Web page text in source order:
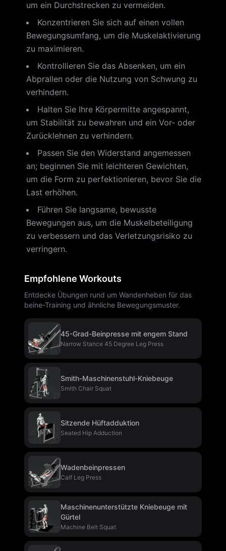
um ein Durchstrecken zu vermeiden.
Konzentrieren Sie sich auf einen vollen
Bewegungsumfang, um die Muskelaktivierung
zu maximieren.
Kontrollieren Sie das Absenken, um ein
Abprallen oder die Nutzung von Schwung zu
verhindern.
Halten Sie Ihre Körpermitte angespannt,
um Stabilität zu bewahren und ein Vor- oder
Zurücklehnen zu verhindern.
Passen Sie den Widerstand angemessen
an; beginnen Sie mit leichteren Gewichten,
um die Form zu perfektionieren, bevor Sie die
Last erhöhen.
Führen Sie langsame, bewusste
Bewegungen aus, um die Muskelbeteiligung
zu verbessern und das Verletzungsrisiko zu
verringern.
Empfohlene Workouts
Entdecke Übungen rund um Wandenheben für das
beine-Training und ähnliche Bewegungsmuster.
45-Grad-Beinpresse mit engem Stand
Narrow Stance 45 Degree Leg Press
Smith-Maschinenstuhl-Kniebeuge
Smith Chair Squat
Sitzende Hüftadduktion
Seated Hip Adduction
Wadenbeinpressen
Calf Leg Press
Maschinenunterstützte Kniebeuge mit
Gürtel
Machine Belt Squat